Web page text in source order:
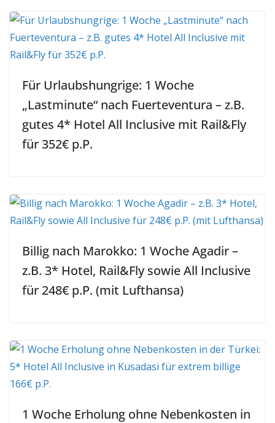
Für Urlaubshungrige: 1 Woche
„Lastminute“ nach Fuerteventura – z.B.
gutes 4* Hotel All Inclusive mit Rail&Fly
für 352€ p.P.
Billig nach Marokko: 1 Woche Agadir –
z.B. 3* Hotel, Rail&Fly sowie All Inclusive
für 248€ p.P. (mit Lufthansa)
1 Woche Erholung ohne Nebenkosten in